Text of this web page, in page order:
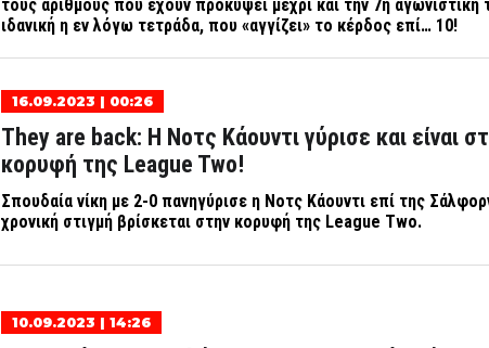
τους αριθμούς που έχουν προκύψει μέχρι και την 7η
ιδανική η εν λόγω τετράδα, που «αγγίζει» το κέρδος επί… 10!
16.09.2023 | 00:26
They are back: Η Νοτς Κάουντι γύρισε και είναι
κορυφή της League Two!
Σπουδαία νίκη με 2-0 πανηγύρισε η Νοτς Κάουντι επί της
χρονική στιγμή βρίσκεται στην κορυφή της League Two.
10.09.2023 | 14:26